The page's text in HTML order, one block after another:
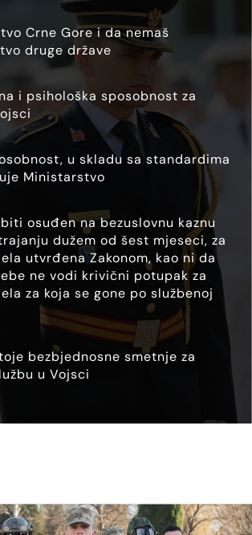
Crne Gore i da nemaš
druge države
i psihološka sposobnost za
u skladu sa standardima
Ministarstvo
osuđen na bezuslovnu kaznu
dužem od šest mjeseci, za
utvrđena Zakonom, kao ni da
ne vodi krivični potupak za
za koja se gone po službenoj
bezbjednosne smetnje za
u Vojsci